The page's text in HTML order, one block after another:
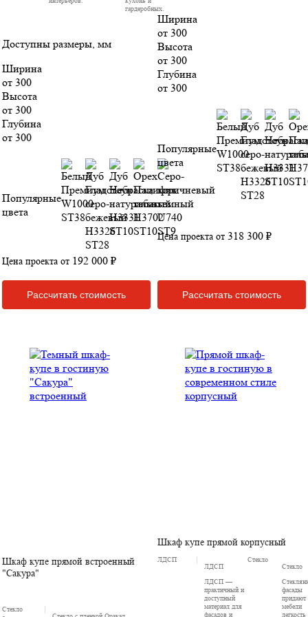
гардеробных.
Доступны размеры, мм
Ширина
от 300
Высота
от 300
Глубина
от 300
Популярные
цвета
Цена проекта от 192 000 ₽
Рассчитать стоимость
Ширина
от 300
Высота
от 300
Глубина
от 300
Популярные
цвета
Цена проекта от 318 300 ₽
Рассчитать стоимость
Шкаф купе прямой встроенный
"Сакура"
Стекло
Шкаф купе прямой корпусный
ЛДСП
ЛДСП
ЛДСП —
практичный и
доступный
материал для
фасадов и
Стекло
Стекло
фасады
придают
мебели
легкость